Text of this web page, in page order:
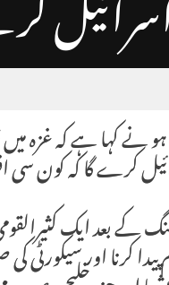
نیتن یاہو نے کہا ہے
کرے گا کہ کون سی
بعد ایک
کرنا اور سیکورٹی